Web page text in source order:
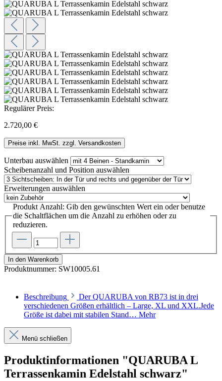
Regulärer Preis:
2.720,00 €
Preise inkl. MwSt. zzgl. Versandkosten
Unterbau auswählen
Scheibenanzahl und Position auswählen
Erweiterungen auswählen
Produkt Anzahl: Gib den gewünschten Wert ein oder benutze
die Schaltflächen um die Anzahl zu erhöhen oder zu
reduzieren.
In den Warenkorb
Produktnummer: SW10005.61
Beschreibung
Der QUARUBA von RB73 ist in drei
verschiedenen Größen erhältlich – Large, XL und XXL.Jede
Größe ist dabei mit stabilen Stand… Mehr
Menü schließen
Produktinformationen "QUARUBA L
Terrassenkamin Edelstahl schwarz"